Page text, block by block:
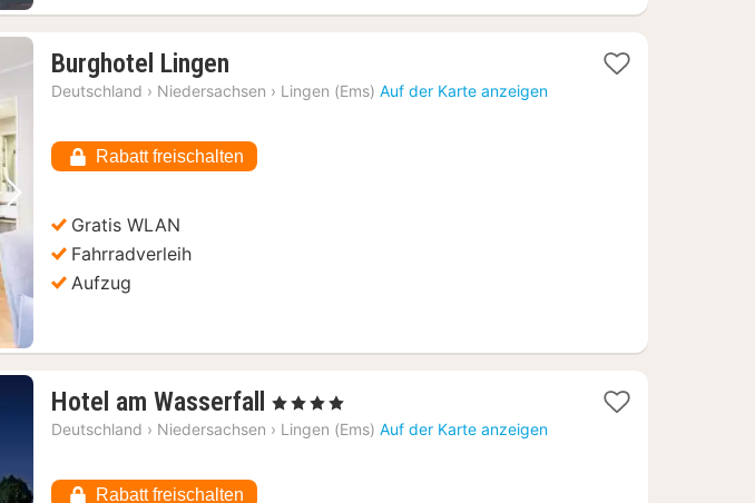
Nächstes Bild
Burghotel Lingen
Nacht
118,99
€
Deutschland › Niedersachsen › Lingen (Ems) Auf der Karte anzeigen
Rabatt freischalten
Gratis WLAN
Fahrradverleih
Aufzug
Hotel am Wasserfall 1
Nacht
, 4 Sterne
Deutschland › Niedersachsen › Lingen (Ems) Auf der Karte anzeigen
Rabatt freischalten